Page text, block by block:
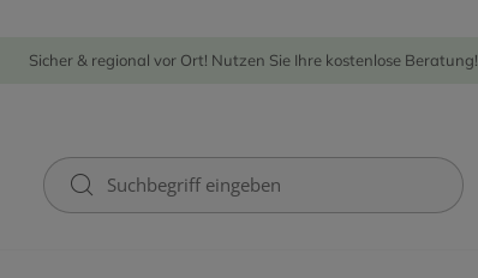
Sicher & regional vor Ort! Nutzen Sie Ihre kostenlose Beratung!